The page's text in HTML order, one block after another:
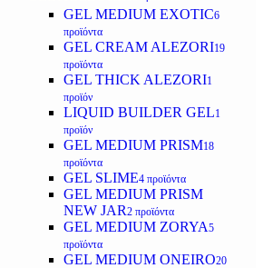
GEL MEDIUM EXOTIC6
προϊόντα
GEL CREAM ALEZORI19
προϊόντα
GEL THICK ALEZORI1
προϊόν
LIQUID BUILDER GEL1
προϊόν
GEL MEDIUM PRISM18
προϊόντα
GEL SLIME4 προϊόντα
GEL MEDIUM PRISM
NEW JAR2 προϊόντα
GEL MEDIUM ZORYA5
προϊόντα
GEL MEDIUM ONEIRO20